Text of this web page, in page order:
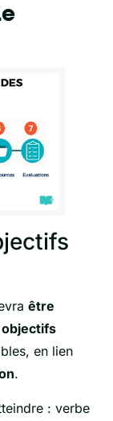
être
objectifs
en lien
.
: verbe